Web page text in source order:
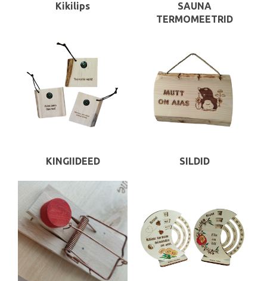
Kikilips
SAUNA
TERMOMEETRID
KINGIIDEED SILDID